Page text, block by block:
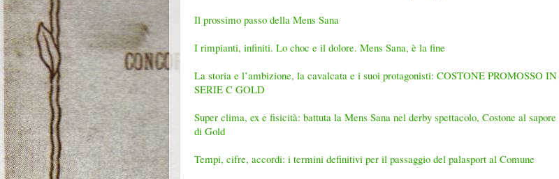
Il prossimo passo della Mens Sana
I rimpianti, infiniti. Lo choc e il dolore. Mens Sana, è la fine
La storia e l’ambizione, la cavalcata e i suoi protagonisti: COSTONE PROMOSSO IN
SERIE C GOLD
Super clima, ex e fisicità: battuta la Mens Sana nel derby spettacolo, Costone al sapore
di Gold
Tempi, cifre, accordi: i termini definitivi per il passaggio del palasport al Comune